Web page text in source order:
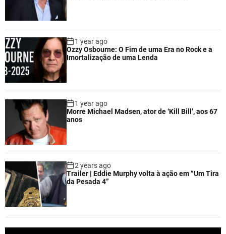
1 year ago
Ozzy Osbourne: O Fim de uma Era no Rock e a
Imortalização de uma Lenda
1 year ago
Morre Michael Madsen, ator de ‘Kill Bill’, aos 67
anos
2 years ago
Trailer | Eddie Murphy volta à ação em “Um Tira
da Pesada 4”